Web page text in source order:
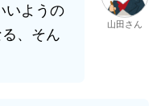
いようの
、そん
山田さん